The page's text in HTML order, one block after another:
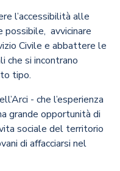
l’accessibilità alle
possibile, avvicinare
Civile e abbattere le
che si incontrano
tipo.
- che l’esperienza
grande opportunità di
sociale del territorio
di affacciarsi nel